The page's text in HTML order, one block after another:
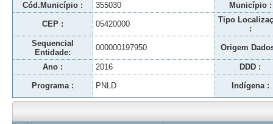
Cód.Município : 355030 Município :
CEP : 05420000
Tipo
:
Sequencial
Entidade:
000000197950 Origem
Ano : 2016 DDD :
Programa : PNLD Indígena :